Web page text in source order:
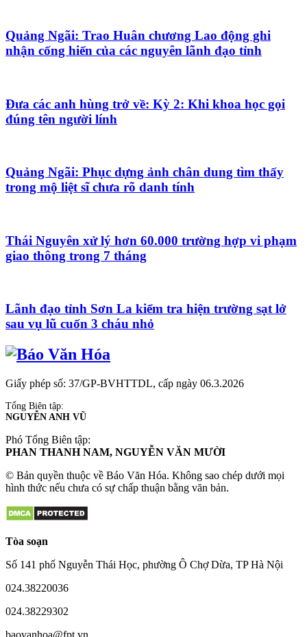
Quảng Ngãi: Trao Huân chương Lao động ghi
nhận cống hiến của các nguyên lãnh đạo tỉnh
Đưa các anh hùng trở về: Kỳ 2: Khi khoa học gọi
đúng tên người lính
Quảng Ngãi: Phục dựng ảnh chân dung tìm thấy
trong mộ liệt sĩ chưa rõ danh tính
Thái Nguyên xử lý hơn 60.000 trường hợp vi phạm
giao thông trong 7 tháng
Lãnh đạo tỉnh Sơn La kiểm tra hiện trường sạt lở
sau vụ lũ cuốn 3 cháu nhỏ
Giấy phép số: 37/GP-BVHTTDL, cấp ngày 06.3.2026
Tổng Biên tập:
NGUYỄN ANH VŨ
Phó Tổng Biên tập:
PHAN THANH NAM, NGUYỄN VĂN MƯỜI
© Bản quyền thuộc về Báo Văn Hóa. Không sao chép dưới mọi
hình thức nếu chưa có sự chấp thuận bằng văn bản.
Tòa soạn
Số 141 phố Nguyễn Thái Học, phường Ô Chợ Dừa, TP Hà Nội
024.38220036
024.38229302
baovanhoa@fpt.vn